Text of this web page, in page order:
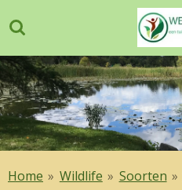
direct
naar
de
hoofdinhoud
Home » Wildlife » Soorten »